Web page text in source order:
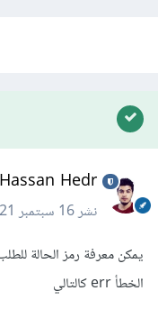
Hassan Hedr
نشر16 سبتمبر 2021
الخطأ err كالتالي